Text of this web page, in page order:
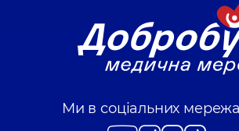
Ми в соціальних